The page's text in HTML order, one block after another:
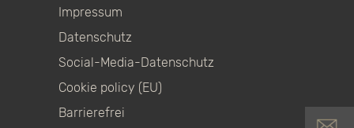
Impressum
Datenschutz
Social-Media-Datenschutz
Cookie policy (EU)
Barrierefrei